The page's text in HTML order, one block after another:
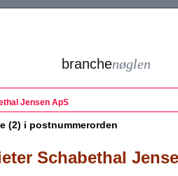
branchenøglen
Jensen ApS
(2) i postnummerorden
Schabethal